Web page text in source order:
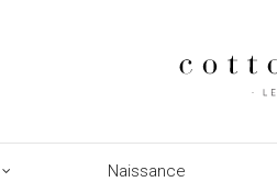
Naissance